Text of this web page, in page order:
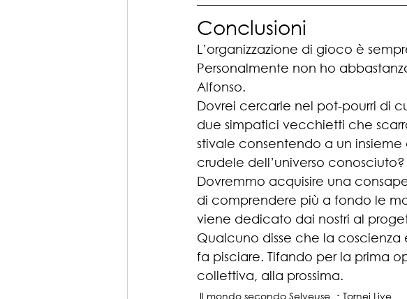
Conclusioni
L’organizzazione di gioco è
Personalmente non ho
Alfonso.
Dovrei cercarle nel pot-pourri di
due simpatici vecchietti che
stivale consentendo a un
crudele dell’universo conosciuto?
Dovremmo acquisire una
di comprendere più a fondo le
viene dedicato dai nostri al
Qualcuno disse che la coscienza
fa pisciare. Tifando per la prima
collettiva, alla prossima.
Il mondo secondo Selveuse Tornei Live